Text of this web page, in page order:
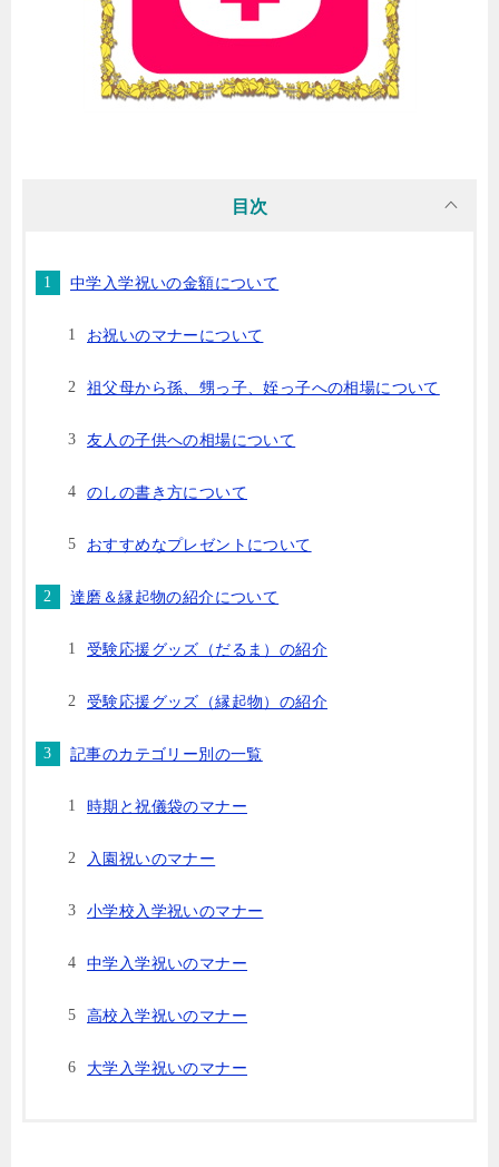
目次
中学入学祝いの金額について
お祝いのマナーについて
祖父母から孫、甥っ子、姪っ子への相場について
友人の子供への相場について
のしの書き方について
おすすめなプレゼントについて
達磨＆縁起物の紹介について
受験応援グッズ（だるま）の紹介
受験応援グッズ（縁起物）の紹介
記事のカテゴリー別の一覧
時期と祝儀袋のマナー
入園祝いのマナー
小学校入学祝いのマナー
中学入学祝いのマナー
高校入学祝いのマナー
大学入学祝いのマナー